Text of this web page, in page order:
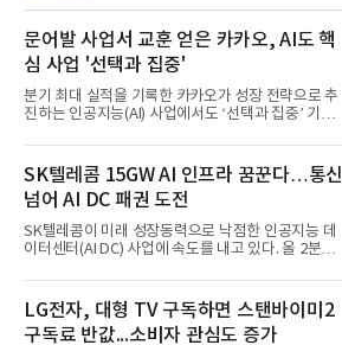
문어발 사업서 교훈 얻은 카카오, AI도 핵
심 사업 '선택과 집중'
분기 최대 실적을 기록한 카카오가 성장 전략으로 추
진하는 인공지능(AI) 사업에서도 ‘선택과 집중’ 기조
라 투자에 나서는 것과 달리, 카카오는 ‘카카오톡’이
라는 플랫폼 경쟁력을 활용한 AI 에이전트 서비스에
집중하는 전략이다. 과거 무리한 사업 확장 과정에서
겪었던 시행착오를 되풀이하지 않고 핵심 역량에 집
중하겠다는 취지로 풀이된다.7일 업계에 따르면 카카
오는 올해 2분기 연결 기준 매출 2조985억원, 영업이
익 2770억원을 기록했다. 전년 동기 대비 매출과 영업
은 4884억
SK텔레콤 15GW AI 인프라 꿈꾼다…통신
넘어 AI DC 패권 도전
SK텔레콤이 미래 성장동력으로 낙점한 인공지능 데
이터센터(AI DC) 사업에 속도를 내고 있다. 올 2분기
는 2035년까지 총 15GW(기가와트) 규모의 AI DC를
구축하겠다는 대형 청사진을 제시하면서다. 이에 따
라 경쟁 구도 역시 이동통신사인 KT, LG유플러스를
넘어 네이버, 삼성SDS 등 IT 인프라 기업으로 확장되
LG전자, 대형 TV 구독하면 스탠바이미2
구독료 반값...소비자 관심도 증가